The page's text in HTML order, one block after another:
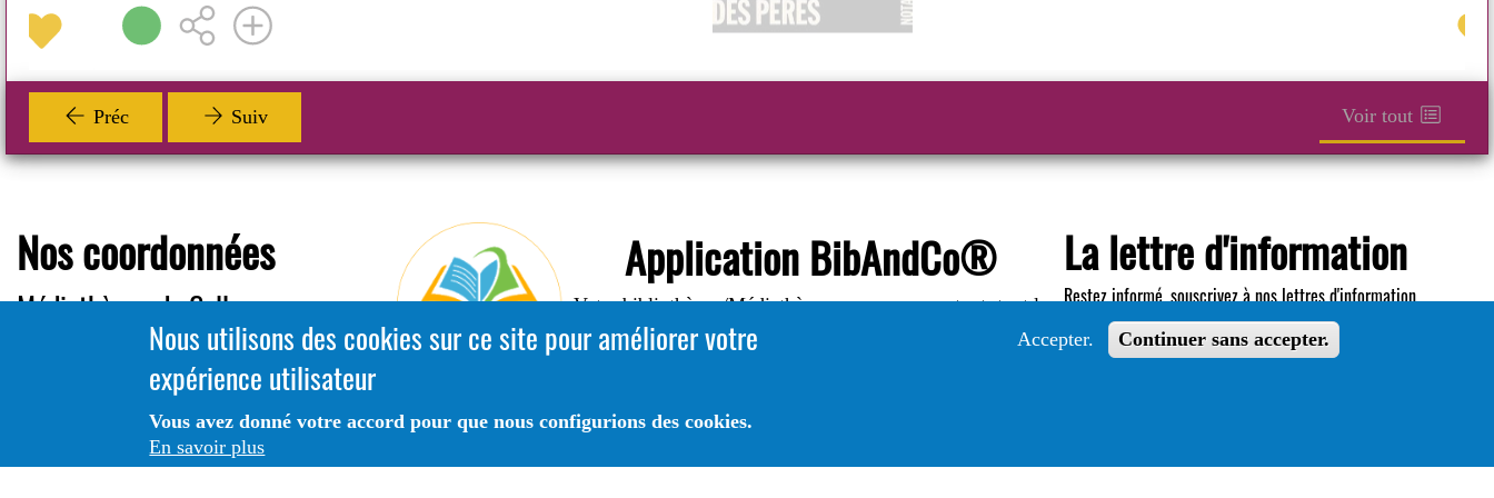
Préc Suiv Voir tout
Nos coordonnées
Médiathèque de Celles-sur-
mediatheque@villecellessurbelle.fr
Application BibAndCo®
Votre bibliothèque/Médiathèque avec vous, partout, tout le
A Télécharger sur
La lettre d'information
Restez informé, souscrivez à nos lettres d'information.
S'abonner
Nous utilisons des cookies sur ce site pour améliorer votre
expérience utilisateur
Vous avez donné votre accord pour que nous configurions des cookies.
En savoir plus
Accepter. Continuer sans accepter.